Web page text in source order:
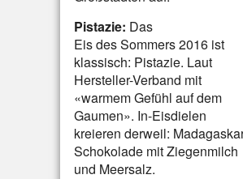
Pistazie: Das
Eis des Sommers 2016 ist
klassisch: Pistazie. Laut
Hersteller-Verband mit
«warmem Gefühl auf dem
Gaumen». In-Eisdielen
kreieren derweil:
Schokolade mit Ziegenmilch
und Meersalz.